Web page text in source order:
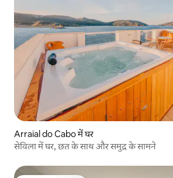
Arraial do Cabo में घर
सेविला में घर, छत के साथ और समुद्र के सामने